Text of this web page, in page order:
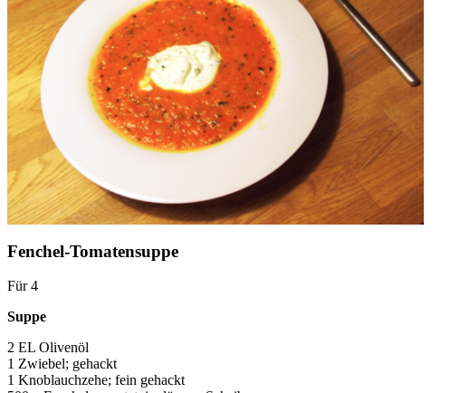
Fenchel-Tomatensuppe
Für 4
Suppe
2 EL Olivenöl
1 Zwiebel; gehackt
1 Knoblauchzehe; fein gehackt